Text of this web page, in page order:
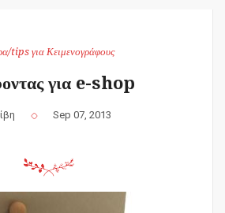
tips για Κειμενογράφους
για e-shop
Sep 07, 2013